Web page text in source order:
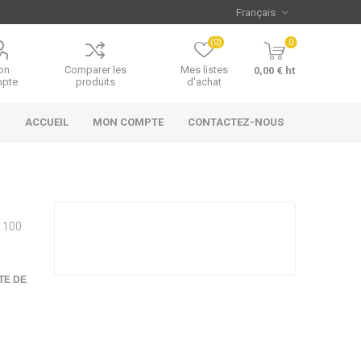
Comparer les
produits
Mes listes
d'achat
(0) 0
0,00 € ht
ACCUEIL MON COMPTE CONTACTEZ-NOUS
100
DE